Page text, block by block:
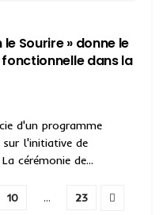
le Sourire » donne le
dans la
d'un programme
l'initiative de
cérémonie de...
10 … 23